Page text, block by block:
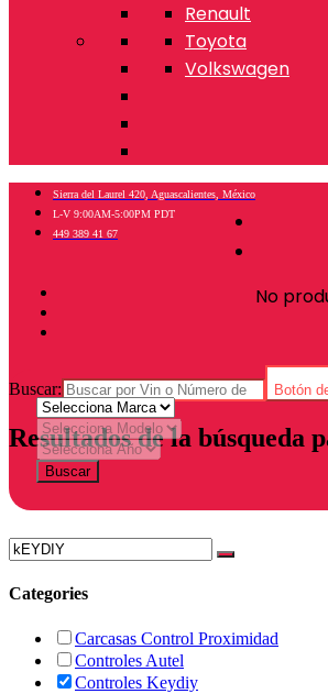
Renault
Toyota
Volkswagen
No
Sierra del Laurel 420, Aguascalientes, México
L-V 9:00AM-5:00PM PDT
449 389 41 67
Buscar: Botón
Resultados de la búsqueda
Buscar
Categories
Carcasas Control Proximidad
Controles Autel
Controles Keydiy